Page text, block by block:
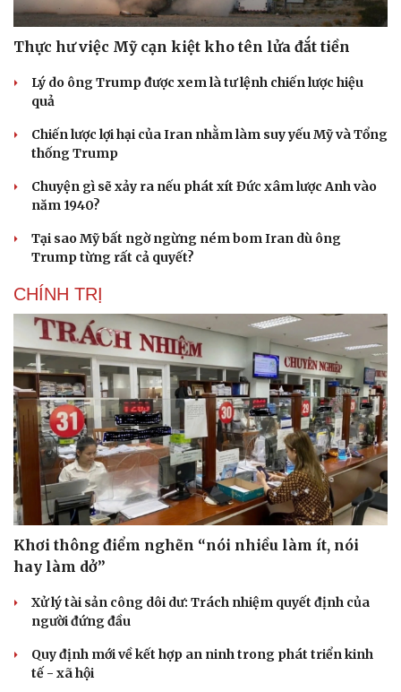
Thực hư việc Mỹ cạn kiệt kho tên lửa đắt tiền
Lý do ông Trump được xem là tư lệnh chiến lược hiệu
quả
Chiến lược lợi hại của Iran nhằm làm suy yếu Mỹ và Tổng
thống Trump
Chuyện gì sẽ xảy ra nếu phát xít Đức xâm lược Anh vào
năm 1940?
Tại sao Mỹ bất ngờ ngừng ném bom Iran dù ông
Trump từng rất cả quyết?
CHÍNH TRỊ
Khơi thông điểm nghẽn “nói nhiều làm ít, nói
hay làm dở”
Xử lý tài sản công dôi dư: Trách nhiệm quyết định của
người đứng đầu
Quy định mới về kết hợp an ninh trong phát triển kinh
tế - xã hội